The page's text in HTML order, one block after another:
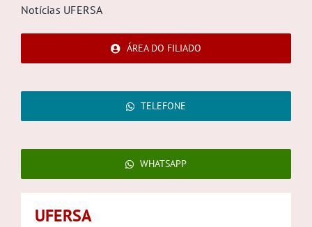
Notícias UFERSA
ÁREA DO FILIADO
TELEFONE
WHATSAPP
UFERSA